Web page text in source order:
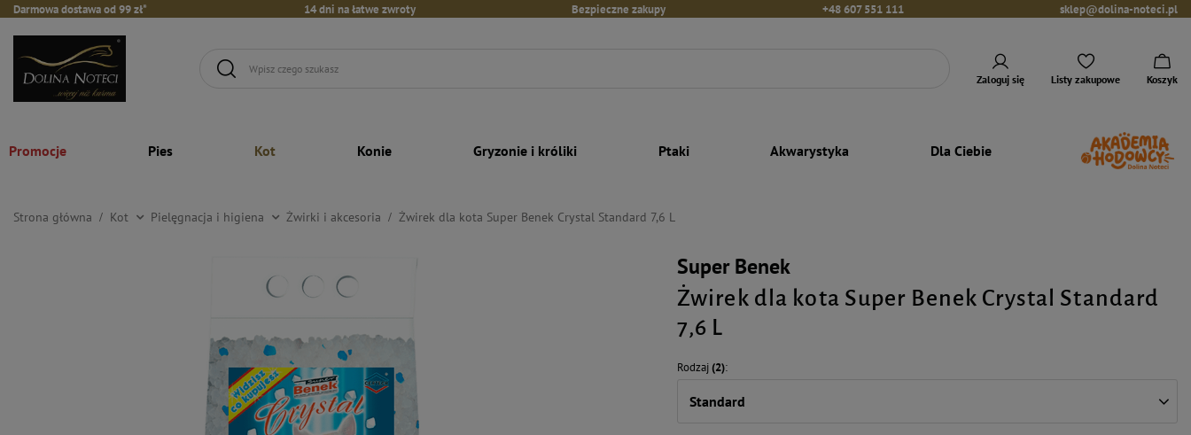
Darmowa dostawa od 99 zł* 14 dni na łatwe zwroty Bezpieczne zakupy +48 607 551 111 sklep@dolina-noteci.pl
Zaloguj się Listy zakupowe Koszyk
Promocje Pies Kot Konie Gryzonie i króliki Ptaki Akwarystyka Dla Ciebie
Strona główna Kot Pielęgnacja i higiena Żwirki i akcesoria Żwirek dla kota Super Benek Crystal Standard 7,6 L
Super Benek
Żwirek dla kota Super Benek Crystal Standard
7,6 L
Rodzaj(2)
Standard